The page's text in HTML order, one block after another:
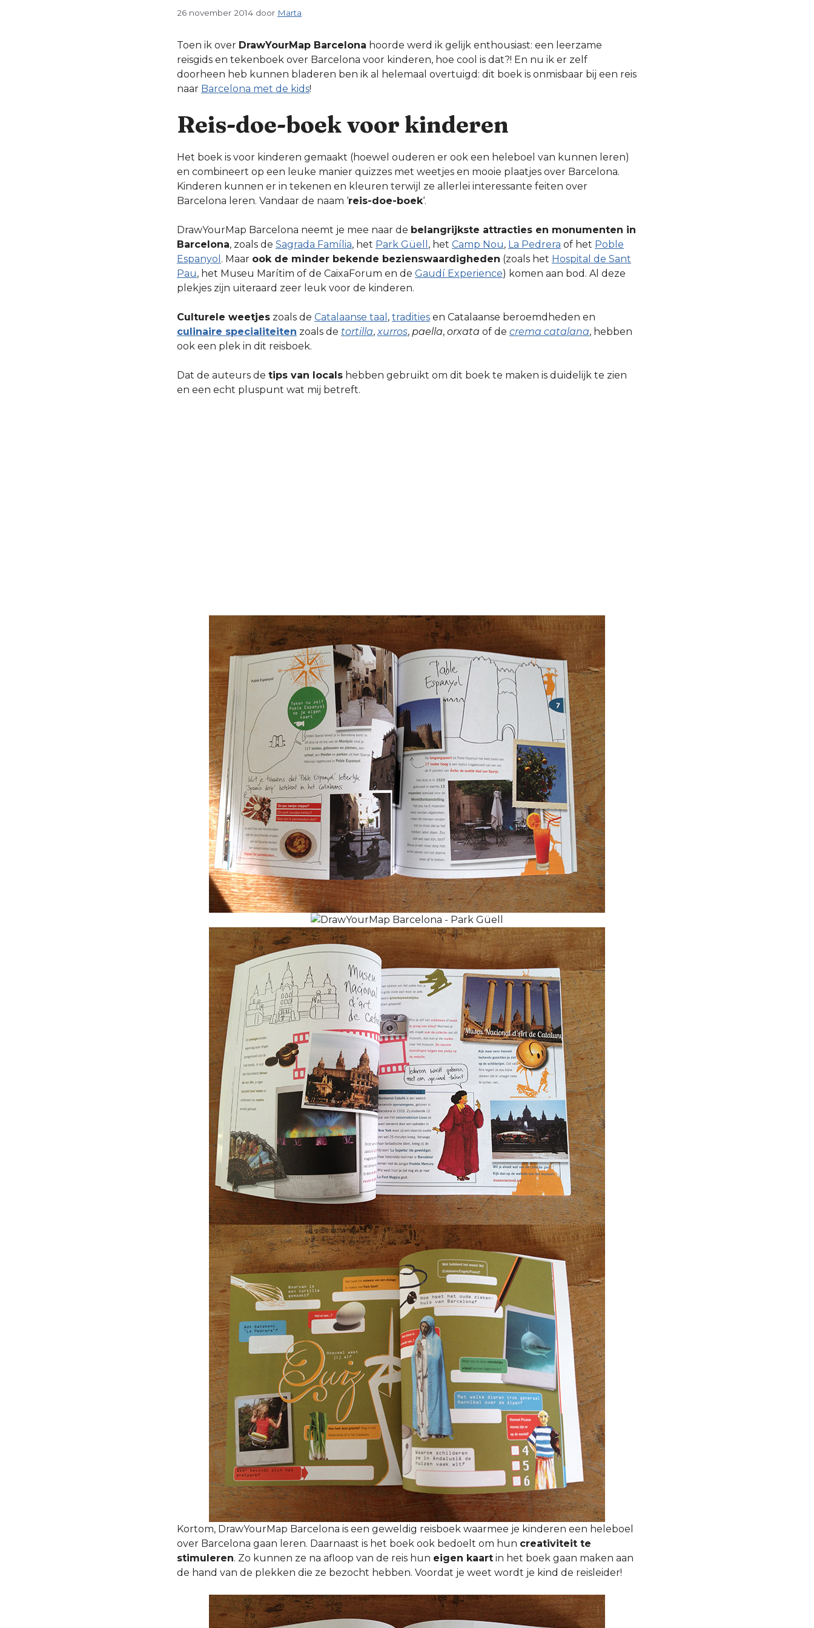
26 november 2014 door Marta
Toen ik over DrawYourMap Barcelona hoorde werd ik gelijk enthousiast: een leerzame
reisgids en tekenboek over Barcelona voor kinderen, hoe cool is dat?! En nu ik er zelf
doorheen heb kunnen bladeren ben ik al helemaal overtuigd: dit boek is onmisbaar bij een reis
naar Barcelona met de kids!
Reis-doe-boek voor kinderen
Het boek is voor kinderen gemaakt (hoewel ouderen er ook een heleboel van kunnen leren)
en combineert op een leuke manier quizzes met weetjes en mooie plaatjes over Barcelona.
Kinderen kunnen er in tekenen en kleuren terwijl ze allerlei interessante feiten over
Barcelona leren. Vandaar de naam ‘reis-doe-boek‘.
DrawYourMap Barcelona neemt je mee naar de belangrijkste attracties en monumenten in
Barcelona, zoals de Sagrada Família, het Park Güell , het Camp Nou, La Pedrera of het Poble
Espanyol . Maar ook de minder bekende bezienswaardigheden (zoals het Hospital de Sant
Pau, het Museu Marítim of de CaixaForum en de Gaudí Experience) komen aan bod. Al deze
plekjes zijn uiteraard zeer leuk voor de kinderen.
Culturele weetjes zoals de Catalaanse taal , tradities en Catalaanse beroemdheden en
culinaire specialiteiten zoals de tortilla, xurros, paella, orxata of de crema catalana, hebben
ook een plek in dit reisboek.
Dat de auteurs de tips van locals hebben gebruikt om dit boek te maken is duidelijk te zien
en een echt pluspunt wat mij betreft.
Kortom, DrawYourMap Barcelona is een geweldig reisboek waarmee je kinderen een heleboel
over Barcelona gaan leren. Daarnaast is het boek ook bedoelt om hun creativiteit te
stimuleren. Zo kunnen ze na afloop van de reis hun eigen kaart in het boek gaan maken aan
de hand van de plekken die ze bezocht hebben. Voordat je weet wordt je kind de reisleider!